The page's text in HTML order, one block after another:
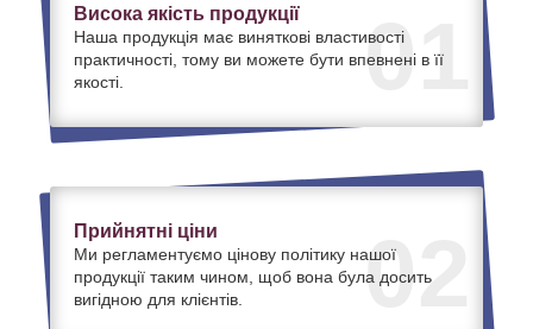
01
Висока якість продукції
Наша продукція має виняткові властивості
практичності, тому ви можете бути впевнені в її
якості.
02
Прийнятні ціни
Ми регламентуємо цінову політику нашої
продукції таким чином, щоб вона була досить
вигідною для клієнтів.